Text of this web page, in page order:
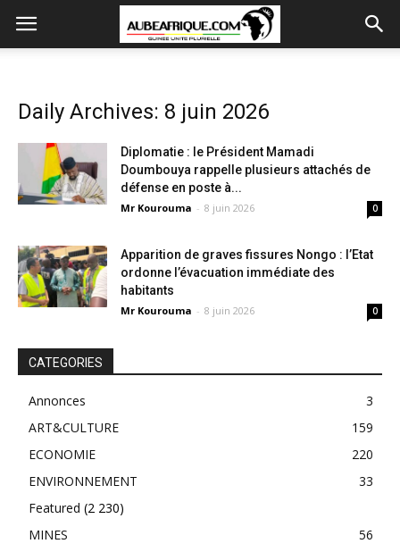
Daily Archives: 8 juin 2026
Diplomatie : le Président Mamadi
Doumbouya rappelle plusieurs attachés de
défense en poste à...
Mr Kourouma - 8 juin 2026 0
Apparition de graves fissures Nongo : l’Etat
ordonne l’évacuation immédiate des
habitants
Mr Kourouma - 8 juin 2026 0
CATEGORIES
Annonces
3
ART&CULTURE
159
ECONOMIE
220
ENVIRONNEMENT
33
Featured (2 230)
MINES
56